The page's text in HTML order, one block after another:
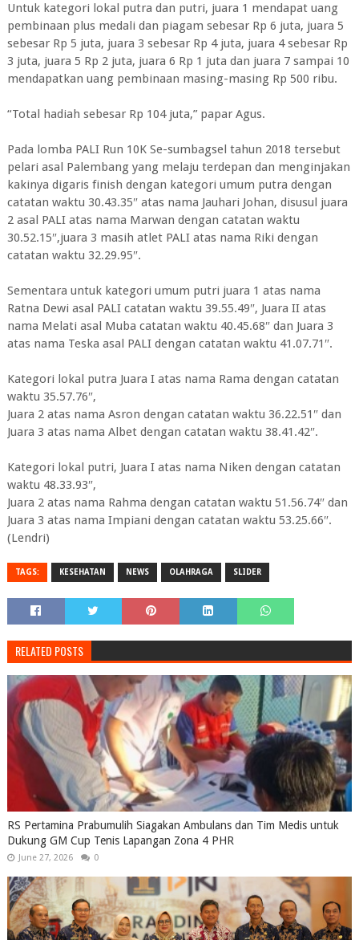
Untuk kategori lokal putra dan putri, juara 1 mendapat uang
pembinaan plus medali dan piagam sebesar Rp 6 juta, juara 5
sebesar Rp 5 juta, juara 3 sebesar Rp 4 juta, juara 4 sebesar Rp
3 juta, juara 5 Rp 2 juta, juara 6 Rp 1 juta dan juara 7 sampai 10
mendapatkan uang pembinaan masing-masing Rp 500 ribu.
“Total hadiah sebesar Rp 104 juta,” papar Agus.
Pada lomba PALI Run 10K Se-sumbagsel tahun 2018 tersebut
pelari asal Palembang yang melaju terdepan dan menginjakan
kakinya digaris finish dengan kategori umum putra dengan
catatan waktu 30.43.35″ atas nama Jauhari Johan, disusul juara
2 asal PALI atas nama Marwan dengan catatan waktu
30.52.15″,juara 3 masih atlet PALI atas nama Riki dengan
catatan waktu 32.29.95″.
Sementara untuk kategori umum putri juara 1 atas nama
Ratna Dewi asal PALI catatan waktu 39.55.49″, Juara II atas
nama Melati asal Muba catatan waktu 40.45.68″ dan Juara 3
atas nama Teska asal PALI dengan catatan waktu 41.07.71″.
Kategori lokal putra Juara I atas nama Rama dengan catatan
waktu 35.57.76″,
Juara 2 atas nama Asron dengan catatan waktu 36.22.51″ dan
Juara 3 atas nama Albet dengan catatan waktu 38.41.42″.
Kategori lokal putri, Juara I atas nama Niken dengan catatan
waktu 48.33.93″,
Juara 2 atas nama Rahma dengan catatan waktu 51.56.74″ dan
Juara 3 atas nama Impiani dengan catatan waktu 53.25.66″.
(Lendri)
TAGS: KESEHATAN NEWS OLAHRAGA SLIDER
RELATED POSTS
RS Pertamina Prabumulih Siagakan Ambulans dan Tim Medis untuk
Dukung GM Cup Tenis Lapangan Zona 4 PHR
June 27, 2026 0